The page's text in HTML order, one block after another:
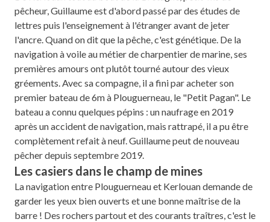
pêcheur, Guillaume est d'abord passé par des études de
lettres puis l'enseignement à l'étranger avant de jeter
l'ancre. Quand on dit que la pêche, c'est génétique. De la
navigation à voile au métier de charpentier de marine, ses
premières amours ont plutôt tourné autour des vieux
gréements. Avec sa compagne, il a fini par acheter son
premier bateau de 6m à Plouguerneau, le "Petit Pagan". Le
bateau a connu quelques pépins : un naufrage en 2019
après un accident de navigation, mais rattrapé, il a pu être
complètement refait à neuf. Guillaume peut de nouveau
pêcher depuis septembre 2019.
Les casiers dans le champ de mines
La navigation entre Plouguerneau et Kerlouan demande de
garder les yeux bien ouverts et une bonne maîtrise de la
barre ! Des rochers partout et des courants traîtres, c'est le